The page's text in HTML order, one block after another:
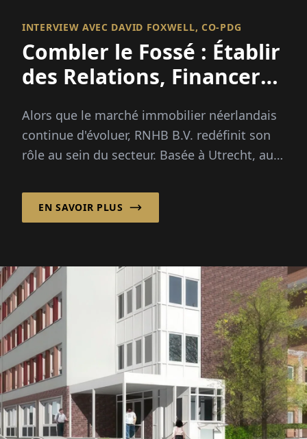
INTERVIEW AVEC DAVID FOXWELL, CO-PDG
Combler le Fossé : Établir
des Relations, Financer
Alors que le marché immobilier néerlandais
continue d'évoluer, RNHB B.V. redéfinit son
rôle au sein du secteur. Basée à Utrecht, aux
EN SAVOIR PLUS